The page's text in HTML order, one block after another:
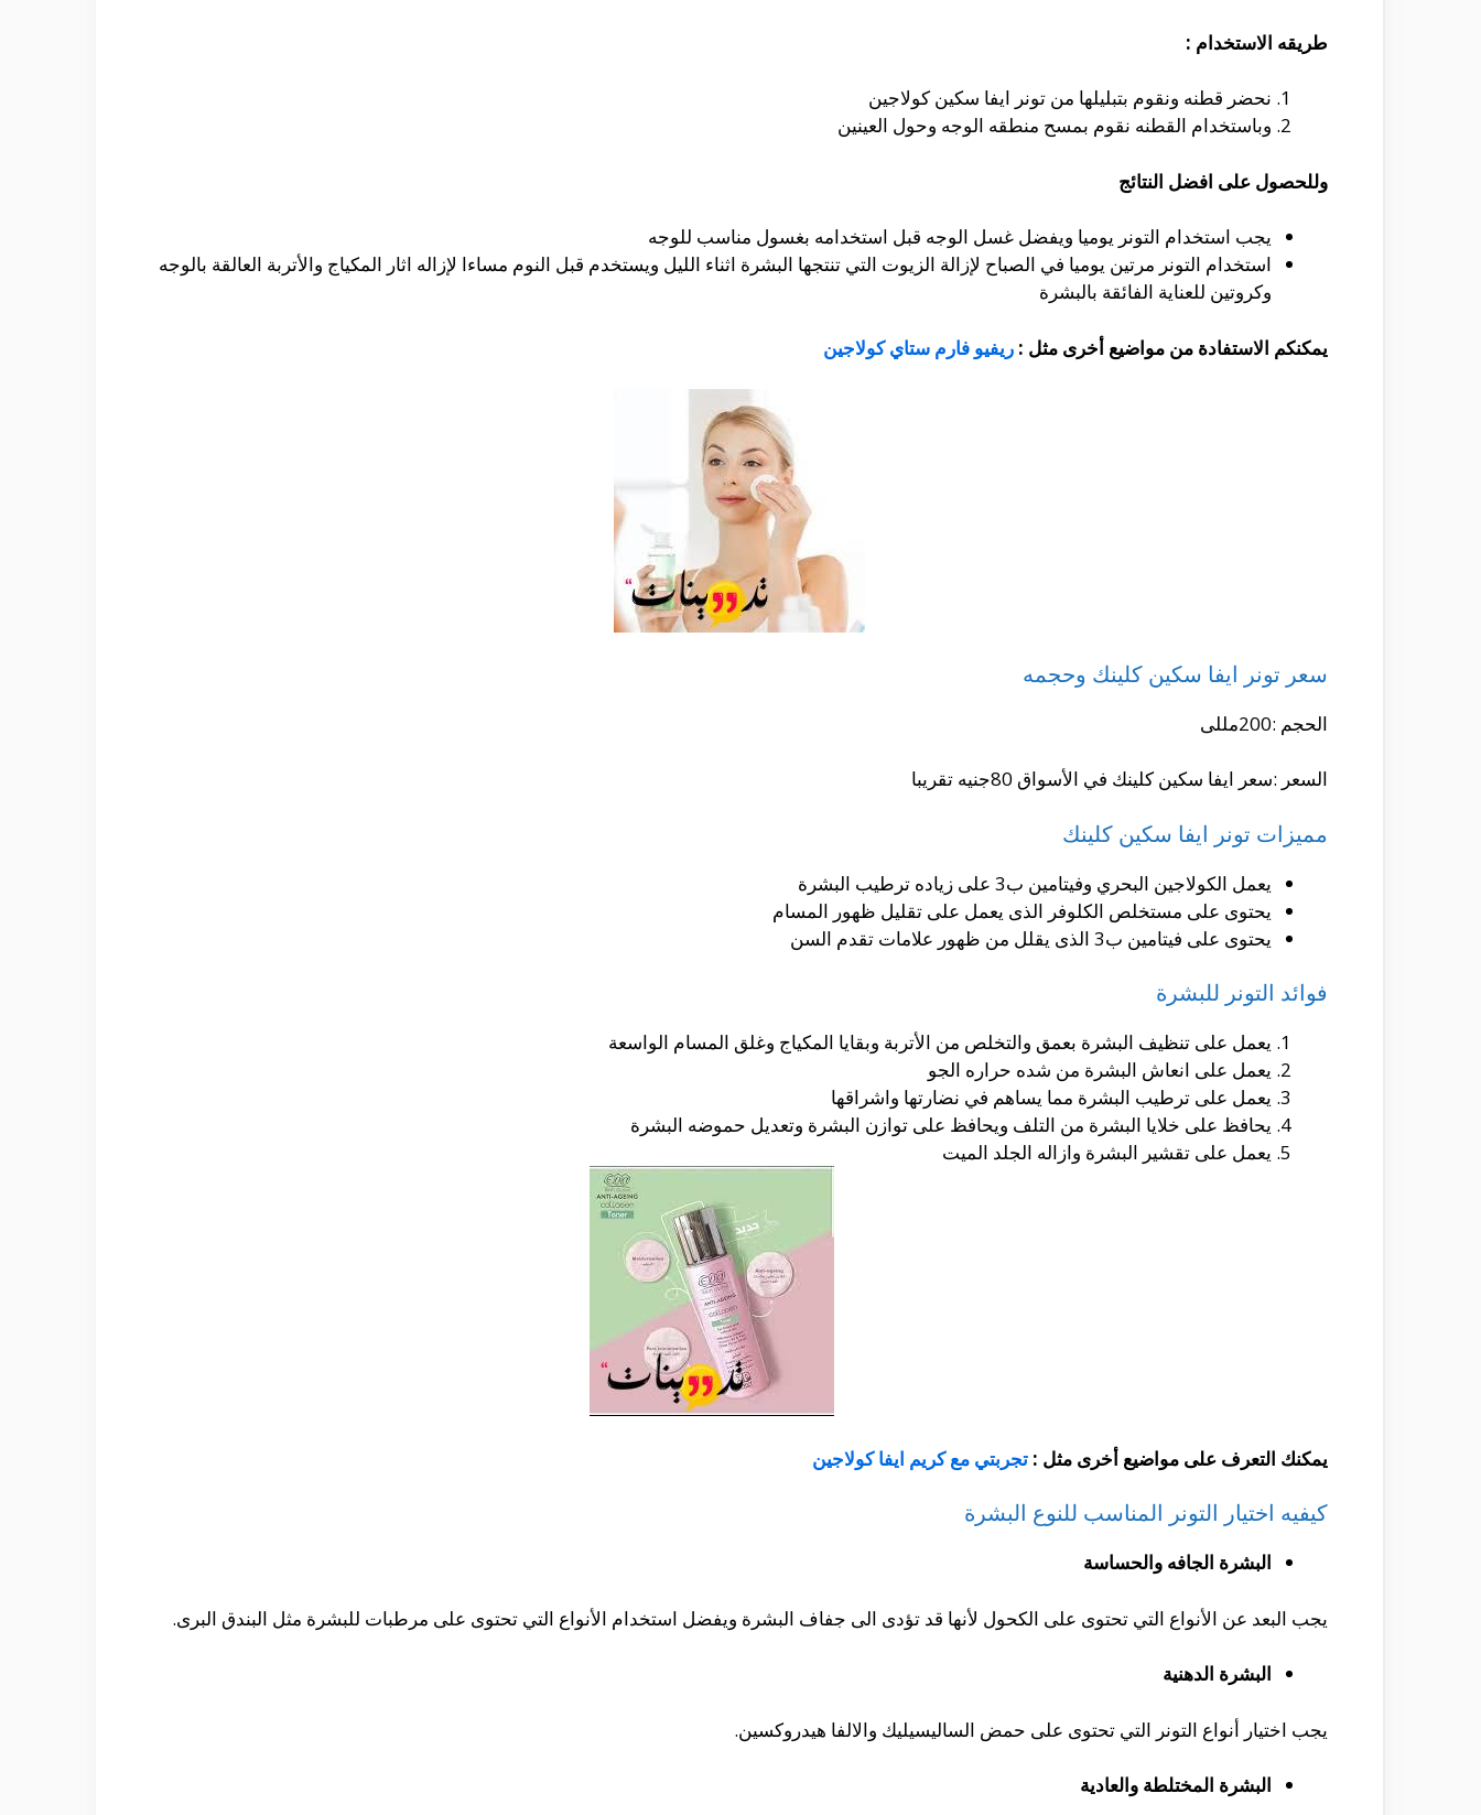
طريقه الاستخدام :
نحضر قطنه ونقوم بتبليلها من تونر ايفا سكين كولاجين
وباستخدام القطنه نقوم بمسح منطقه الوجه وحول العينين
وللحصول على افضل النتائج
يجب استخدام التونر يوميا ويفضل غسل الوجه قبل استخدامه بغسول مناسب للوجه
استخدام التونر مرتين يوميا في الصباح لإزالة الزيوت التي تنتجها البشرة اثناء الليل ويستخدم قبل النوم مساءا لإزاله اثار المكياج والأتربة العالقة بالوجه
وكروتين للعناية الفائقة بالبشرة
يمكنكم الاستفادة من مواضيع أخرى مثل : ريفيو فارم ستاي كولاجين
سعر تونر ايفا سكين كلينك وحجمه
الحجم :200مللى
السعر :سعر ايفا سكين كلينك في الأسواق 80جنيه تقريبا
مميزات تونر ايفا سكين كلينك
يعمل الكولاجين البحري وفيتامين ب3 على زياده ترطيب البشرة
يحتوى على مستخلص الكلوفر الذى يعمل على تقليل ظهور المسام
يحتوى على فيتامين ب3 الذى يقلل من ظهور علامات تقدم السن
فوائد التونر للبشرة
يعمل على تنظيف البشرة بعمق والتخلص من الأتربة وبقايا المكياج وغلق المسام الواسعة
يعمل على انعاش البشرة من شده حراره الجو
يعمل على ترطيب البشرة مما يساهم في نضارتها واشراقها
يحافظ على خلايا البشرة من التلف ويحافظ على توازن البشرة وتعديل حموضه البشرة
يعمل على تقشير البشرة وازاله الجلد الميت
يمكنك التعرف على مواضيع أخرى مثل : تجربتي مع كريم ايفا كولاجين
كيفيه اختيار التونر المناسب للنوع البشرة
البشرة الجافه والحساسة
يجب البعد عن الأنواع التي تحتوى على الكحول لأنها قد تؤدى الى جفاف البشرة ويفضل استخدام الأنواع التي تحتوى على مرطبات للبشرة مثل البندق البرى.
البشرة الدهنية
يجب اختيار أنواع التونر التي تحتوى على حمض الساليسيليك والالفا هيدروكسين.
البشرة المختلطة والعادية